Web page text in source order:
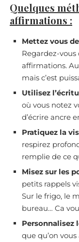
Quelques
affirmations :
Mettez vous
Regardez-vous
affirmations.
mais c’est
Utilisez
où vous notez
d’écrire ancre
Pratiquez la
respirez
remplie de ce
Misez sur les
petits rappels
Sur le frigo, le
bureau… Ca
Personnalisez
que qu’on